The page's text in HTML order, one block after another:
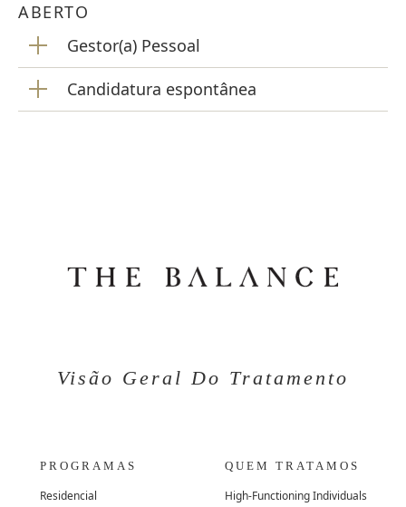
ABERTO
Gestor(a) Pessoal
Candidatura espontânea
Visão Geral Do Tratamento
PROGRAMAS
Residencial
QUEM TRATAMOS
High-Functioning Individuals